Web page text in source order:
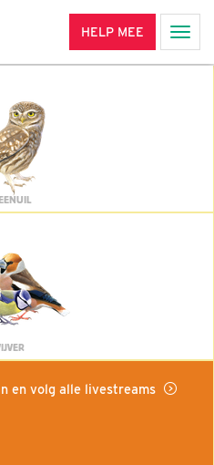
HELP MEE
en volg alle livestreams